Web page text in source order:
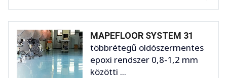
MAPEFLOOR SYSTEM 31
többrétegű oldószermentes
epoxi rendszer 0,8-1,2 mm
közötti ...